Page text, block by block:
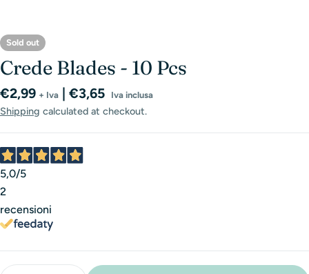
Sold out
Crede Blades - 10 Pcs
Regular
price
€2,99 + Iva | €3,65 Iva inclusa
Shipping calculated at checkout.
5,0/5
2
recensioni